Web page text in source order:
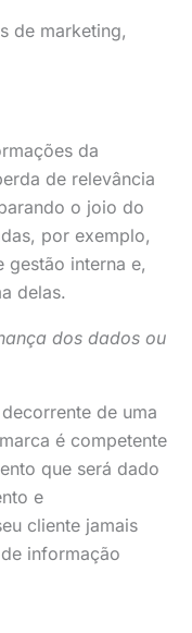
de marketing,
da
de relevância
o joio do
por exemplo,
interna e,
delas.
dos dados ou
de uma
é competente
que será dado
e
cliente jamais
informação